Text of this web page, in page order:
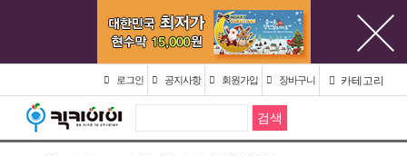
로그인 공지사항 회원가입 장바구니 카테고리